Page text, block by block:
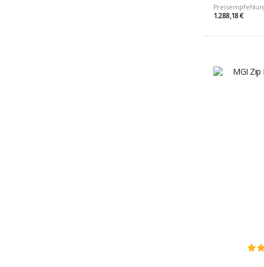
1.288,18 €